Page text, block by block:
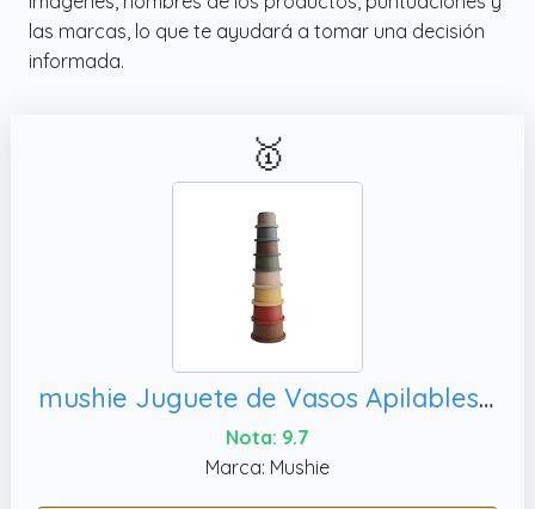
las marcas, lo que te ayudará a tomar una decisión
informada.
🥇
mushie Juguete de Vasos Apilables | Torre de Apilamiento con 8 Tazas | para Bebés y Niños | Fabricado en Dinamarca | Accesorio de Entrenamiento Seguro y Durable | sin BPA | Retro
Nota: 9.7
Marca: Mushie